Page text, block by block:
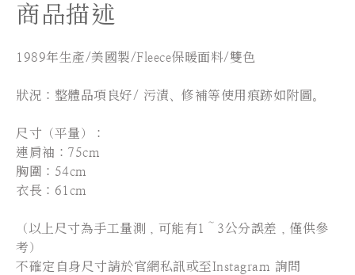
商品描述
1989年生產/美國製/Fleece保暖面料/雙色
狀況：整體品項良好/ 污漬、修補等使用痕跡如附圖。
尺寸（平量）：
連肩袖：75cm
胸圍：54cm
衣長：61cm
（以上尺寸為手工量測，可能有1～3公分誤差，僅供參
考）
不確定自身尺寸請於官網私訊或至Instagram 詢問